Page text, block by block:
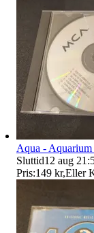
Aqua -
Sluttid12 aug
Pris:149 kr,Eller